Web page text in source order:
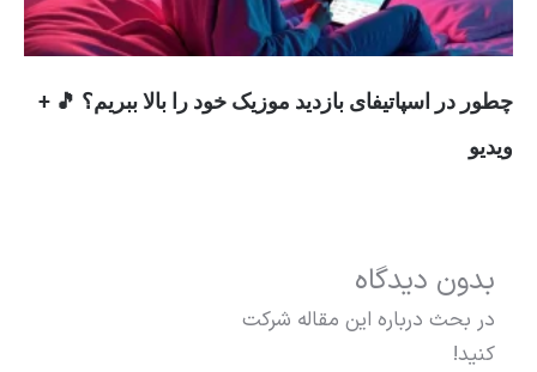
چطور در اسپاتیفای بازدید موزیک خود را بالا ببریم؟ 🎵 +
ویدیو
بدون دیدگاه
در بحث درباره این مقاله شرکت
کنید!